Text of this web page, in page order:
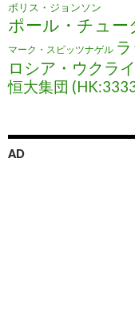
ボリス・ジョンソン
ポール・チュ
マーク・スピッツナゲル
ロシア・ウクラ
恒大集団
AD